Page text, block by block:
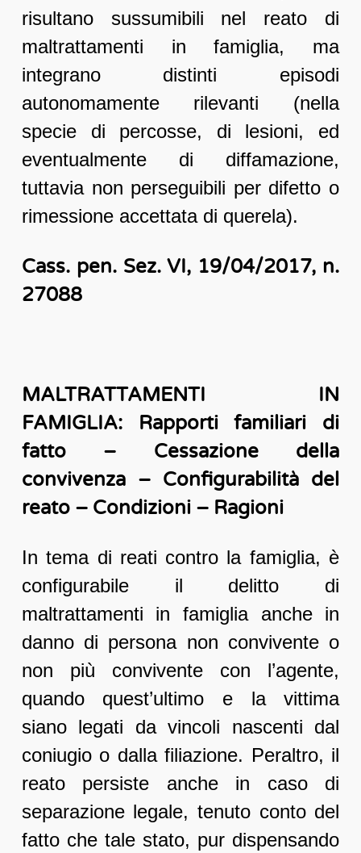
risultano sussumibili nel reato di
maltrattamenti in famiglia, ma
integrano distinti episodi
autonomamente rilevanti (nella
specie di percosse, di lesioni, ed
eventualmente di diffamazione,
tuttavia non perseguibili per difetto o
rimessione accettata di querela).
Cass. pen. Sez. VI, 19/04/2017, n.
27088
MALTRATTAMENTI IN
FAMIGLIA: Rapporti familiari di
fatto – Cessazione della
convivenza – Configurabilità del
reato – Condizioni – Ragioni
In tema di reati contro la famiglia, è
configurabile il delitto di
maltrattamenti in famiglia anche in
danno di persona non convivente o
non più convivente con l’agente,
quando quest’ultimo e la vittima
siano legati da vincoli nascenti dal
coniugio o dalla filiazione. Peraltro, il
reato persiste anche in caso di
separazione legale, tenuto conto del
fatto che tale stato, pur dispensando